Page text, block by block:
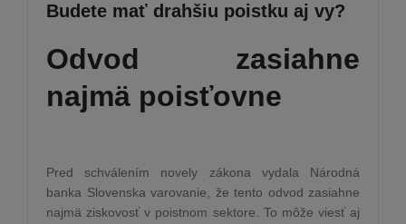
Budete mať drahšiu poistku aj vy?
Odvod zasiahne
najmä poisťovne
Pred schválením novely zákona vydala Národná
banka Slovenska varovanie, že tento odvod zasiahne
najmä ziskovosť v poistnom sektore. To môže viesť aj